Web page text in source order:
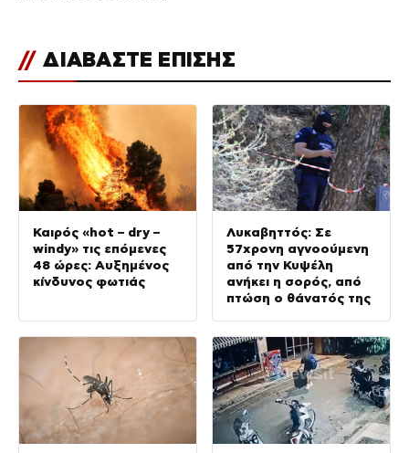
// ΔΙΑΒΑΣΤΕ ΕΠΙΣΗΣ
Καιρός «hot – dry –
windy» τις επόμενες
48 ώρες: Αυξημένος
κίνδυνος φωτιάς
Λυκαβηττός: Σε
57χρονη αγνοούμενη
από την Κυψέλη
ανήκει η σορός, από
πτώση ο θάνατός της